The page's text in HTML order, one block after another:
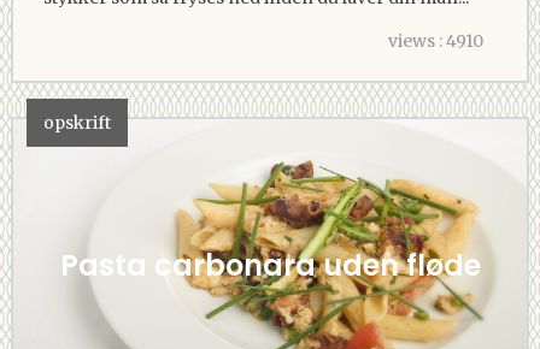
views : 4910
opskrift
Pasta carbonara uden fløde